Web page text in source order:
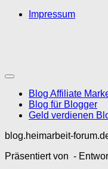
Impressum
Blog Affiliate
Blog für Blogger
Geld verdienen
blog.heimarbeit-
Präsentiert von -